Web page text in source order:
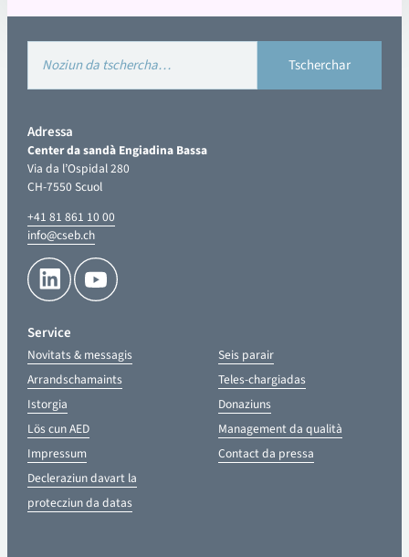
Adressa
Center da sandà Engiadina Bassa
Via da l’Ospidal 280
CH-7550 Scuol
+41 81 861 10 00
info@cseb.ch
Service
Novitats & messagis
Arrandschamaints
Istorgia
Lös cun AED
Impressum
Decleraziun davart la
protecziun da datas
Seis parair
Teles-chargiadas
Donaziuns
Management da qualità
Contact da pressa